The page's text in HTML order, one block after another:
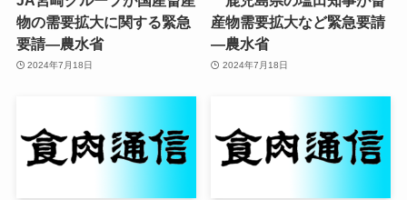
物の需要拡大に関する緊急
要請—農水省
2024年7月18日
産物需要拡大など緊急要請
—農水省
2024年7月18日